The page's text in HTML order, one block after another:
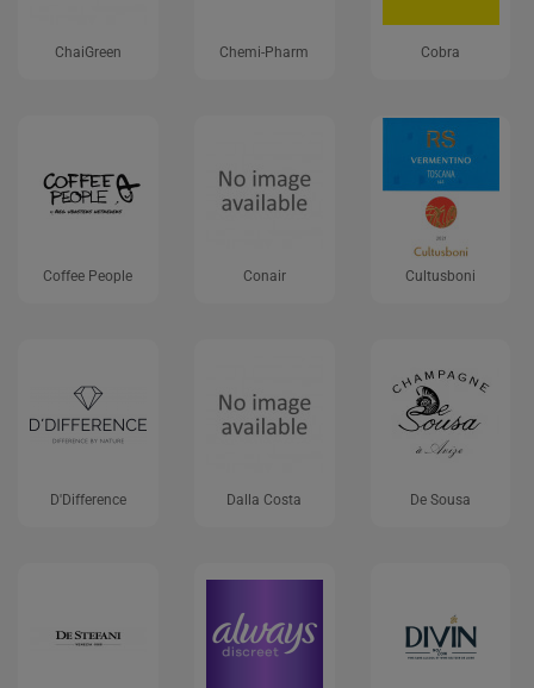
ChaiGreen Chemi-Pharm Cobra
Coffee People Conair Cultusboni
D'Difference Dalla Costa De Sousa